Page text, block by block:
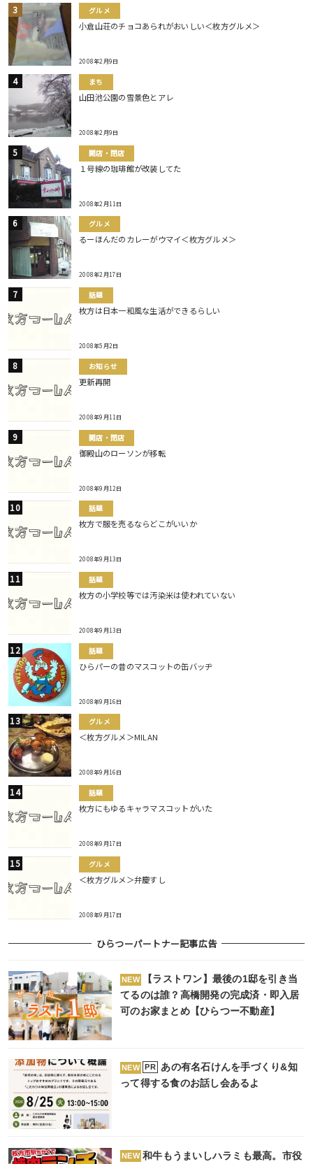
グルメ
小倉山荘のチョコあられがおいしい＜枚方グルメ＞
2008年2月9日
まち
山田池公園の雪景色とアレ
2008年2月9日
開店・閉店
１号線の珈琲館が改装してた
2008年2月11日
グルメ
るーほんだのカレーがウマイ＜枚方グルメ＞
2008年2月17日
話題
枚方は日本一和風な生活ができるらしい
2008年5月2日
お知らせ
更新再開
2008年9月11日
開店・閉店
御殿山のローソンが移転
2008年9月12日
話題
枚方で服を売るならどこがいいか
2008年9月13日
話題
枚方の小学校等では汚染米は使われていない
2008年9月13日
話題
ひらパーの昔のマスコットの缶バッヂ
2008年9月16日
グルメ
＜枚方グルメ＞MILAN
2008年9月16日
話題
枚方にもゆるキャラマスコットがいた
2008年9月17日
グルメ
＜枚方グルメ＞弁慶すし
2008年9月17日
ひらつーパートナー記事広告
NEW
【ラストワン】最後の1邸を引き当
てるのは誰？高橋開発の完成済・即入居
可のお家まとめ【ひらつー不動産】
NEW PR
あの有名石けんを手づくり&知
って得する食のお話し会あるよ
NEW 和牛もうまいしハラミも最高。市役